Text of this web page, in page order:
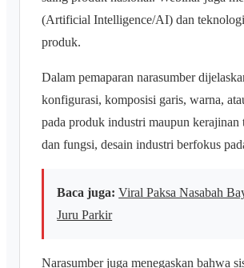
(Artificial Intelligence/AI) dan
produk.
Dalam pemaparan narasumber
konfigurasi, komposisi garis, warna,
pada produk industri maupun kerajinan
dan fungsi, desain industri berfokus
Baca juga: Viral Paksa Nasabah
Juru Parkir
Narasumber juga menegaskan bahwa